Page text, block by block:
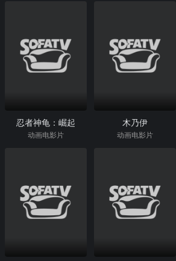
忍者神龟：崛起
动画电影片
木乃伊
动画电影片